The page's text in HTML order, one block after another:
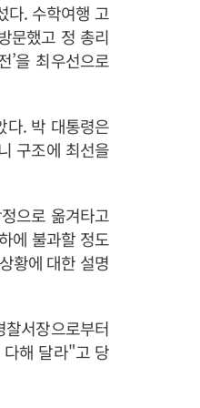
다. 수학여행 고
문했고 정 총리
’을 최우선으로
다. 박 대통령은
구조에 최선을
으로 옮겨타고
에 불과할 정도
황에 대한 설명
서장으로부터
해 달라"고 당